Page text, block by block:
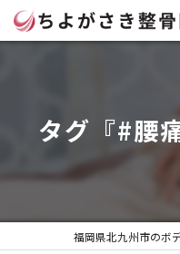
タグ『#腰
福岡県北九州市のボ